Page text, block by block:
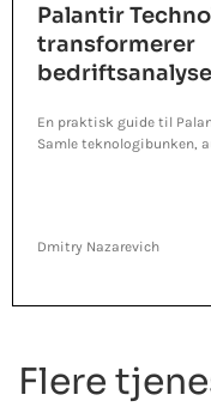
Palantir
transformerer
En praktisk guide til
Samle teknologibunken,
Dmitry Nazarevich
Flere